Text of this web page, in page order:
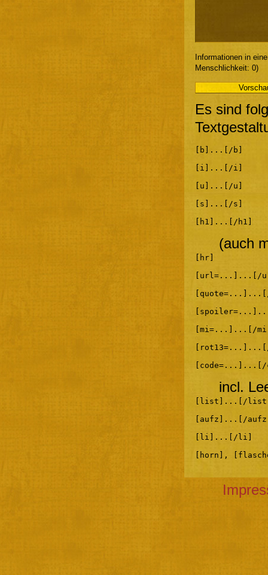
Informationen in
Menschlichkeit: 0)
Es sind
[b]...[/b]
[i]...[/i]
[u]...[/u]
[s]...[/s]
[h1]...[/h1]
(auch
[hr]
[url=...]...[/
[mi=...]...[/
[code=...]...[/
incl.
[list]...[/
[aufz]...[/
[li]...[/li]
[horn],